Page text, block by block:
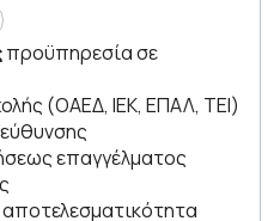
προϋπηρεσία σε
(ΟΑΕΔ, ΙΕΚ, ΕΠΑΛ, ΤΕΙ)
επαγγέλματος